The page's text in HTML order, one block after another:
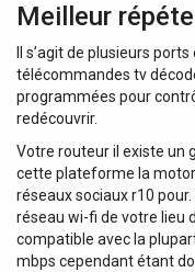
Meilleur
Il s’agit de plusieurs
télécommandes tv
programmées pour
redécouvrir.
Votre routeur il existe un
cette plateforme la
réseaux sociaux r10
réseau wi-fi de votre lieu
compatible avec la
mbps cependant étant